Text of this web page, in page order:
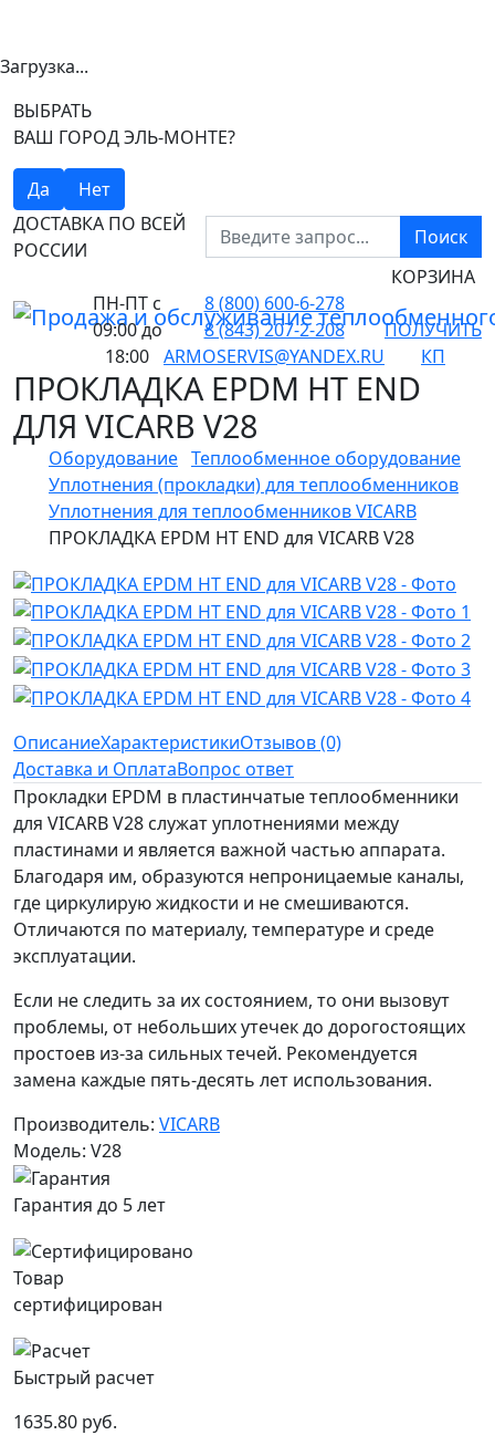
Загрузка...
ВЫБРАТЬ
ВАШ ГОРОД ЭЛЬ-МОНТЕ?
Да
Нет
ДОСТАВКА ПО ВСЕЙ
РОССИИ
Поиск
ПН-ПТ с
09:00 до
18:00
8 (800) 600-6-278
8 (843) 207-2-208
ARMOSERVIS@YANDEX.RU
КОРЗИНА
ПОЛУЧИТЬ
КП
ПРОКЛАДКА EPDM HT END
ДЛЯ VICARB V28
Оборудование Теплообменное оборудование
Уплотнения (прокладки) для теплообменников
Уплотнения для теплообменников VICARB
ПРОКЛАДКА EPDM HT END для VICARB V28
ОписаниеХарактеристикиОтзывов (0)
Доставка и ОплатаВопрос ответ
Прокладки EPDM в пластинчатые теплообменники
для VICARB V28 служат уплотнениями между
пластинами и является важной частью аппарата.
Благодаря им, образуются непроницаемые каналы,
где циркулирую жидкости и не смешиваются.
Отличаются по материалу, температуре и среде
эксплуатации.
Если не следить за их состоянием, то они вызовут
проблемы, от небольших утечек до дорогостоящих
простоев из-за сильных течей. Рекомендуется
замена каждые пять-десять лет использования.
Производитель: VICARB
Модель: V28
Гарантия до 5 лет
Товар
сертифицирован
Быстрый расчет
1635.80 руб.